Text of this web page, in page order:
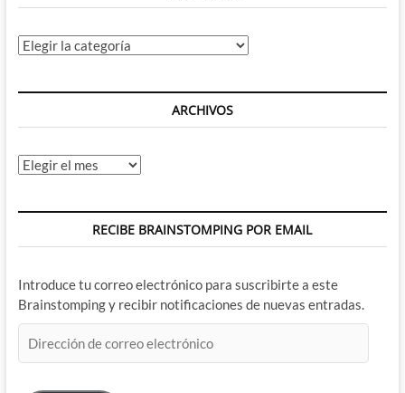
Categorías
ARCHIVOS
Archivos
RECIBE BRAINSTOMPING POR EMAIL
Introduce tu correo electrónico para suscribirte a este
Brainstomping y recibir notificaciones de nuevas entradas.
de